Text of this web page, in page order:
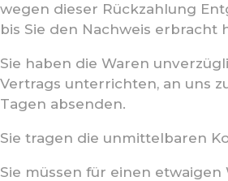
wegen dieser Rückzahlung
bis Sie den Nachweis erbracht
Sie haben die Waren
Vertrags unterrichten, an uns
Tagen absenden.
Sie tragen die unmittelbaren
Sie müssen für einen